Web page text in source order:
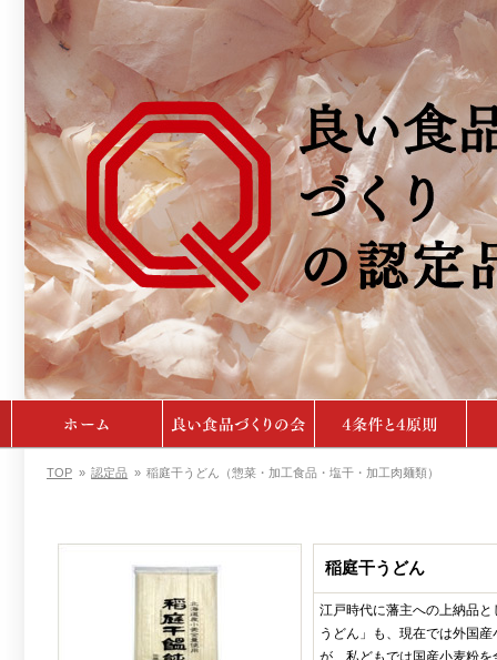
TOP » 認定品 » 稲庭干うどん（惣菜・加工食品・塩干・加工肉麺類）
稲庭干うどん
江戸時代に藩主への上納品
うどん」も、現在では外国
が、私どもでは国産小麦粉